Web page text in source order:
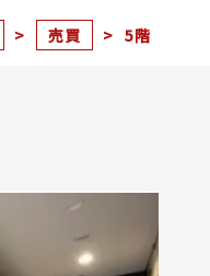
> 売買 > 5階